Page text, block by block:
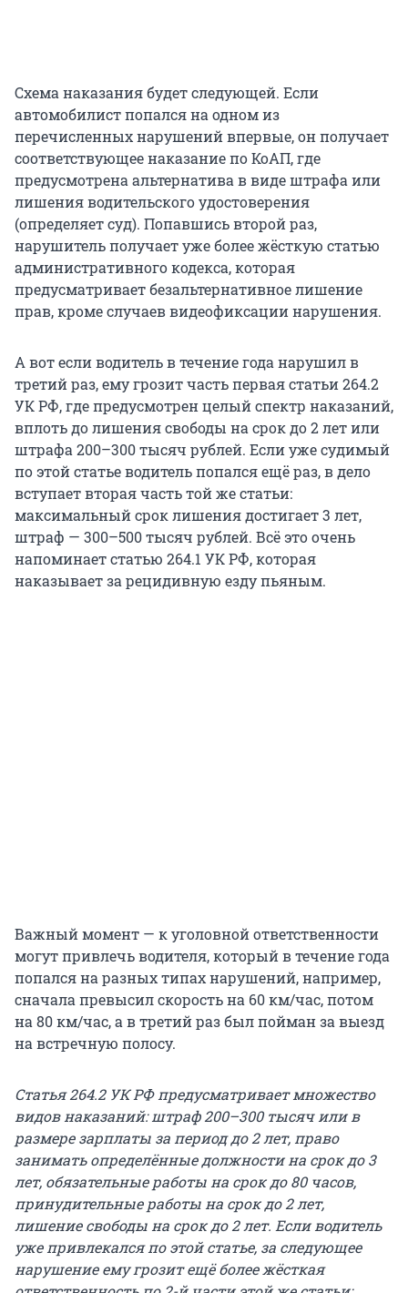
Схема наказания будет следующей. Если
автомобилист попался на одном из
перечисленных нарушений впервые, он получает
соответствующее наказание по КоАП, где
предусмотрена альтернатива в виде штрафа или
лишения водительского удостоверения
(определяет суд). Попавшись второй раз,
нарушитель получает уже более жёсткую статью
административного кодекса, которая
предусматривает безальтернативное лишение
прав, кроме случаев видеофиксации нарушения.
А вот если водитель в течение года нарушил в
третий раз, ему грозит часть первая статьи 264.2
УК РФ, где предусмотрен целый спектр наказаний,
вплоть до лишения свободы на срок до 2 лет или
штрафа 200–300 тысяч рублей. Если уже судимый
по этой статье водитель попался ещё раз, в дело
вступает вторая часть той же статьи:
максимальный срок лишения достигает 3 лет,
штраф — 300–500 тысяч рублей. Всё это очень
напоминает статью 264.1 УК РФ, которая
наказывает за рецидивную езду пьяным.
Важный момент — к уголовной ответственности
могут привлечь водителя, который в течение года
попался на разных типах нарушений, например,
сначала превысил скорость на 60 км/час, потом
на 80 км/час, а в третий раз был пойман за выезд
на встречную полосу.
Статья 264.2 УК РФ предусматривает множество
видов наказаний: штраф 200–300 тысяч или в
размере зарплаты за период до 2 лет, право
занимать определённые должности на срок до 3
лет, обязательные работы на срок до 80 часов,
принудительные работы на срок до 2 лет,
лишение свободы на срок до 2 лет. Если водитель
уже привлекался по этой статье, за следующее
нарушение ему грозит ещё более жёсткая